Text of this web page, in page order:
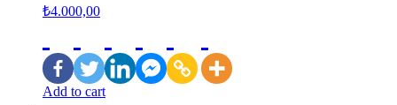
₺4.000,00
Add to cart